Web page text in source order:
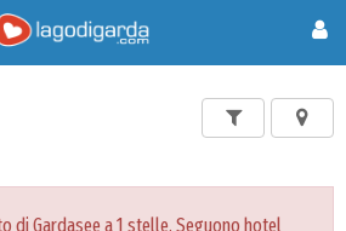
di Gardasee a 1 stelle. Seguono hotel